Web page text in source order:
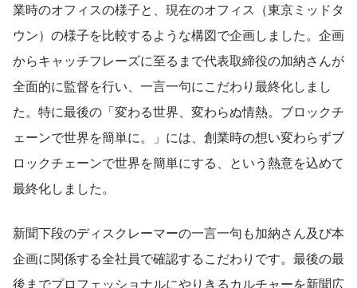
業時のオフィスの様子と、現在のオフィス（東京ミッドタ
ウン）の様子を比較するような構図で企画しました。企画
からキャッチフレーズに至るまで代表取締役の加納さんが
全面的に監督を行い、一言一句にこだわり最終化しまし
た。特に最後の「変わる世界、変わらぬ情熱。ブロックチ
ェーンで世界を簡単に。」には、創業時の想い変わらずブ
ロックチェーンで世界を簡単にする、という熱意を込めて
最終化しました。
新聞下段のディスクレーマーの一言一句も加納さん及び本
企画に関係する全社員で確認するこだわりです。最後の最
後までプロフェッショナルにやりきるカルチャーを新聞広